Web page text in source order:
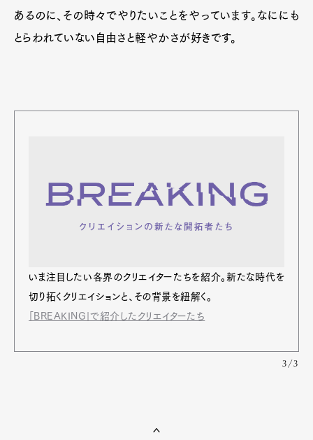
あるのに、その時々でやりたいことをやっています。なににも
とらわれていない自由さと軽やかさが好きです。
いま注⽬したい各界のクリエイターたちを紹介。新たな時代を
切り拓くクリエイションと、その背景を紐解く。
「BREAKING」で紹介したクリエイターたち
3/3